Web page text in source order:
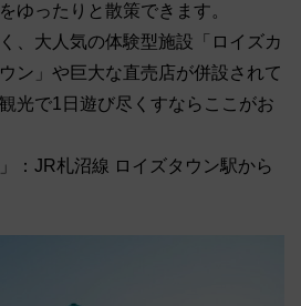
ゆったりと散策できます。
、大人気の体験型施設「ロイズカ
ン」や巨大な直売店が併設されて
光で1日遊び尽くすならここがお
：JR札沼線 ロイズタウン駅から